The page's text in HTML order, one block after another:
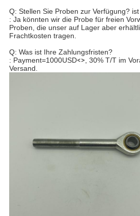
Q: Stellen Sie Proben zur Verfügung?
: Ja könnten wir die Probe für freien
Proben, die unser auf Lager aber
Frachtkosten tragen.
Q: Was ist Ihre Zahlungsfristen?
: Payment=1000USD<>, 30% T/T im
Versand.